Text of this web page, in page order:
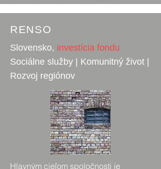
RENSO
Slovensko, investícia fondu
Sociálne služby | Komunitný život
Rozvoj regiónov
Hlavným cieľom spoločnosti je